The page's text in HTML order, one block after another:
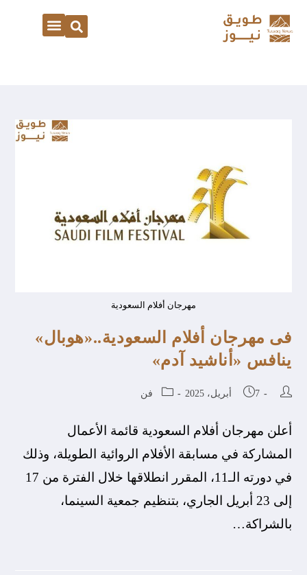
مهرجان أفلام السعودية
فى مهرجان أفلام السعودية..«هوبال»
ينافس «أناشيد آدم»
7 أبريل، 2025 فن
أعلن مهرجان أفلام السعودية قائمة الأعمال
المشاركة في مسابقة الأفلام الروائية الطويلة، وذلك
في دورته الـ11، المقرر انطلاقها خلال الفترة من 17
إلى 23 أبريل الجاري، بتنظيم جمعية السينما،
بالشراكة…